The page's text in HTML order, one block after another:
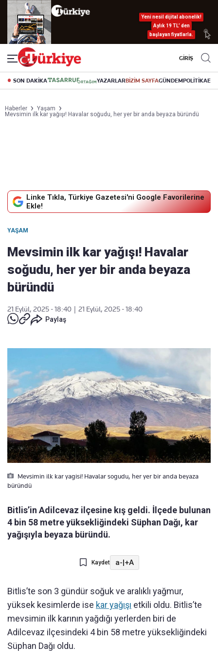
Yeni nesil dijital abonelik!
Aylık 19 TL’ den
başlayan fiyatlarla.
GİRİŞ
SON DAKİKA YAZARLARBİZİM SAYFAGÜNDEMPOLİTİKA
Haberler
Yaşam
Mevsimin ilk kar yağışı! Havalar soğudu, her yer bir anda beyaza büründü
Linke Tıkla, Türkiye Gazetesi'ni Google Favorilerine
Ekle!
YAŞAM
Mevsimin ilk kar yağışı! Havalar
soğudu, her yer bir anda beyaza
büründü
21 Eylül, 2025 - 18:40
21 Eylül, 2025 - 18:40
Paylaş
Mevsimin ilk kar yagisi! Havalar sogudu, her yer bir anda beyaza
büründü
Bitlis’in Adilcevaz ilçesine kış geldi. İlçede bulunan
4 bin 58 metre yüksekliğindeki Süphan Dağı, kar
yağışıyla beyaza büründü.
Kaydet a-|+A
Bitlis’te son 3 gündür soğuk ve aralıklı yağmur,
yüksek kesimlerde ise kar yağışı etkili oldu. Bitlis’te
mevsimin ilk karının yağdığı yerlerden biri de
Adilcevaz ilçesindeki 4 bin 58 metre yüksekliğindeki
Süphan Dağı oldu.